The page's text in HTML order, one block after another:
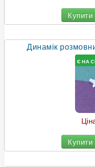
Купити
Динамік
Є НА
Купити